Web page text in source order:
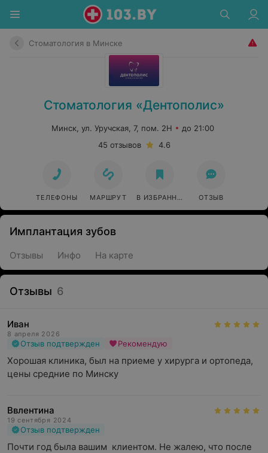
Стоматология в Минске
Стоматология «Дентополис»
Минск, ул. Уручская, 7, пом. 2Н
до 21:00
45 отзывов
4.6
ТЕЛЕФОНЫ МАРШРУТ В ИЗБРАННОЕ ОТЗЫВ
Имплантация зубов
Отзывы Инфо На карте
Отзывы 6
Иван
8 апреля 2026
Отзыв подтвержден Рекомендую
Хорошая клиника, был на приеме у хирурга и ортопеда,
цены средние по Минску
Ввлентина
19 сентября 2024
Отзыв подтвержден
Почти год была вашим  клиентом. Не жалею, что после